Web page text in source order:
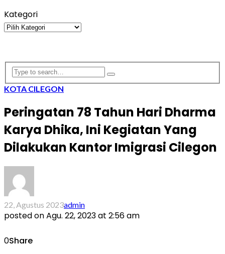
Kategori
Kategori
KOTA CILEGON
Peringatan 78 Tahun Hari Dharma
Karya Dhika, Ini Kegiatan Yang
Dilakukan Kantor Imigrasi Cilegon
22, Agustus 2023admin
posted onAgu. 22, 2023 at 2:56 am
0Share